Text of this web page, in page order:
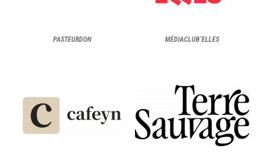
PASTEURDON MÉDIACLUB’ELLES